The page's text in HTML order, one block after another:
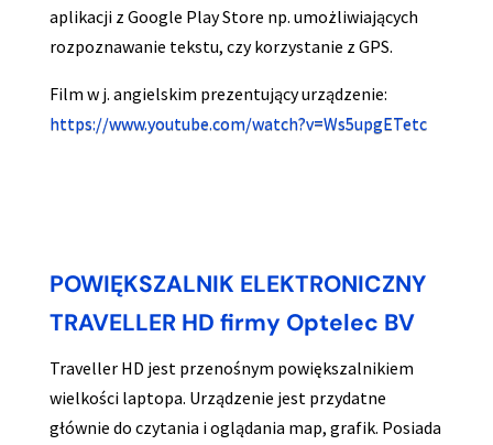
aplikacji z Google Play Store np. umożliwiających
rozpoznawanie tekstu, czy korzystanie z GPS.
Film w j. angielskim prezentujący urządzenie:
https://www.youtube.com/watch?v=Ws5upgETetc
POWIĘKSZALNIK ELEKTRONICZNY
TRAVELLER HD firmy Optelec BV
Traveller HD jest przenośnym powiększalnikiem
wielkości laptopa. Urządzenie jest przydatne
głównie do czytania i oglądania map, grafik. Posiada